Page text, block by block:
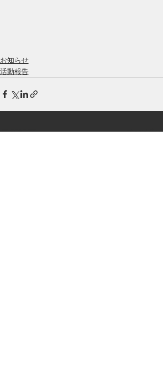
お知らせ
活動報告
最新記事 すべて表示